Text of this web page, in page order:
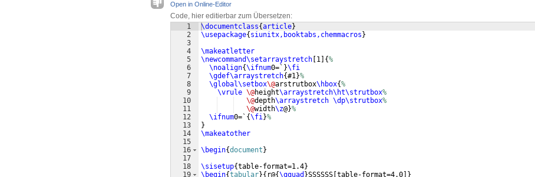
Open in Online-Editor
Code, hier editierbar zum Übersetzen:
1
2
3
4
5
6
7
8
9
10
11
12
13
14
15
16
17
18
19
\documentclass{article}
\usepackage{ siunitx,booktabs,chemmacros }
\makeatletter
\newcommand\setarraystretch 1 {%
\noalign{\ifnum0=` }\fi
\gdef\arraystretch{#1}%
\global\setbox\@arstrutbox\hbox{%
\vrule \@height\arraystretch\ht\strutbox%
\@depth\arraystretch \dp\strutbox%
\@width\z@}%
\ifnum0=` {\fi}%
}
\makeatother
\begin{document }
\sisetup{table-format=1.4}
\begin{tabular}{ r@{\qquad }SSSSSS table-format=4.0 ]}